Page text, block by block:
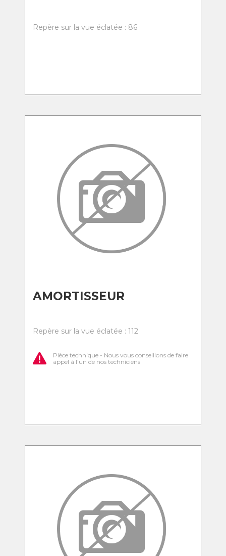
Repère sur la vue éclatée : 86
AMORTISSEUR
Repère sur la vue éclatée : 112
Pièce technique - Nous vous conseillons de faire
appel à l'un de nos techniciens